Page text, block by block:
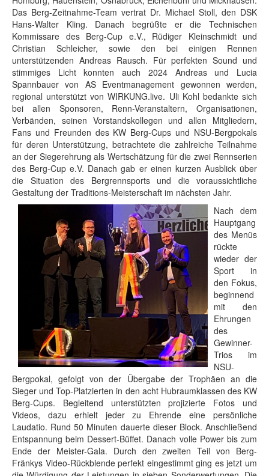
Das Berg-Zeitnahme-Team vertrat Dr. Michael Stoll, den DSK
Hans-Walter Kling. Danach begrüßte er die Technischen
Kommissare des Berg-Cup e.V., Rüdiger Kleinschmidt und
Christian Schleicher, sowie den bei einigen Rennen
unterstützenden Andreas Rausch. Für perfekten Sound und
stimmiges Licht konnten auch 2024 Andreas und Lucia
Spannbauer von AS Eventmanagement gewonnen werden,
regional unterstützt von WIRKUNG.live. Uli Kohl bedankte sich
bei allen Sponsoren, Renn-Veranstaltern, Organisationen,
Verbänden, seinen Vorstandskollegen und allen Mitgliedern,
Fans und Freunden des KW Berg-Cups und NSU-Bergpokals
für deren Unterstützung, betrachtete die zahlreiche Teilnahme
an der Siegerehrung als Wertschätzung für die zwei Rennserien
des Berg-Cup e.V. Danach gab er einen kurzen Ausblick über
die Situation des Bergrennsports und die voraussichtliche
Gestaltung der Traditions-Meisterschaft im nächsten Jahr.
Nach dem
Hauptgang
des Menüs
rückte
wieder der
Sport in
den Fokus,
beginnend
mit den
Ehrungen
des
Gewinner-
Trios im
NSU-
Bergpokal, gefolgt von der Übergabe der Trophäen an die
Sieger und Top-Platzierten in den acht Hubraumklassen des KW
Berg-Cups. Begleitend unterstützten projizierte Fotos und
Videos, dazu erhielt jeder zu Ehrende eine persönliche
Laudatio. Rund 50 Minuten dauerte dieser Block. Anschließend
Entspannung beim Dessert-Büffet. Danach volle Power bis zum
Ende der Meister-Gala. Durch den zweiten Teil von Berg-
Fränkys Video-Rückblende perfekt eingestimmt ging es jetzt um